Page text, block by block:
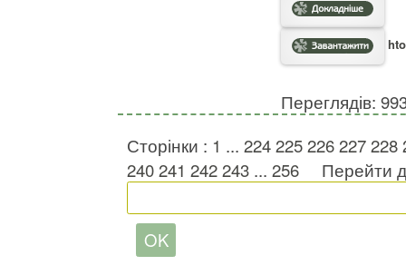
Переглядів:
Сторінки : 1 ... 224225226227228
240241 242243 ... 256 Перейти